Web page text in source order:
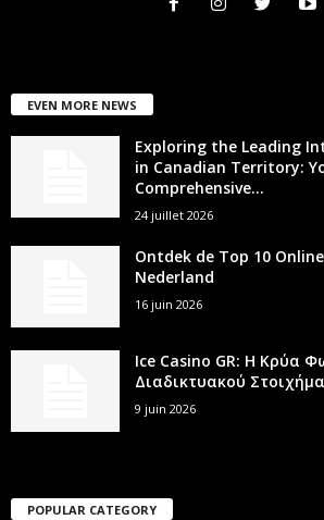
EVEN MORE NEWS
Exploring the Leading
in Canadian Territory:
Comprehensive...
24 juillet 2026
Ontdek de Top 10 Online
Nederland
16 juin 2026
Ice Casino GR: Η Κρύα
Διαδικτυακού
9 juin 2026
POPULAR CATEGORY